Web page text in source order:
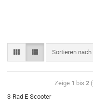
Sortieren nach
Zeige 1 bis 2
3-Rad E-Scooter